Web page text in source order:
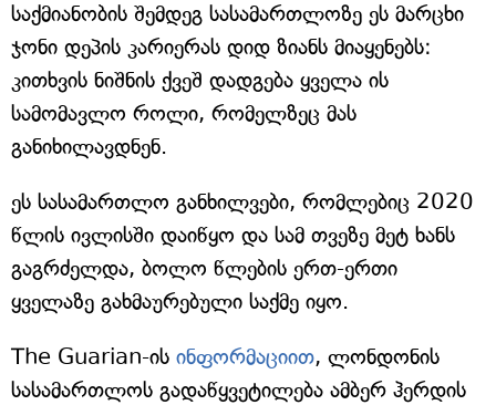
საქმიანობის შემდეგ სასამართლოზე ეს მარცხი
ჯონი დეპის კარიერას დიდ ზიანს მიაყენებს:
კითხვის ნიშნის ქვეშ დადგება ყველა ის
სამომავლო როლი, რომელზეც მას
განიხილავდნენ.
ეს სასამართლო განხილვები, რომლებიც 2020
წლის ივლისში დაიწყო და სამ თვეზე მეტ ხანს
გაგრძელდა, ბოლო წლების ერთ-ერთი
ყველაზე გახმაურებული საქმე იყო.
The Guarian-ის ინფორმაციით, ლონდონის
სასამართლოს გადაწყვეტილება ამბერ ჰერდის